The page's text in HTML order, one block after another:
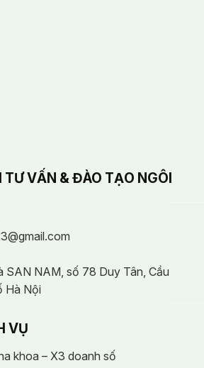
TƯ VẤN & ĐÀO TẠO NGÔI
SAN NAM, số 78 Duy Tân, Cầu
Hà Nội
VỤ
khoa – X3 doanh số